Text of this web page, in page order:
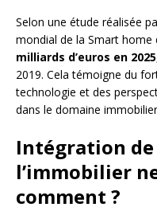
Selon une étude réalisée
mondial de la Smart home
milliards d’euros en 2025
2019. Cela témoigne du
technologie et des
dans le domaine
Intégration
l’immobilier
comment ?